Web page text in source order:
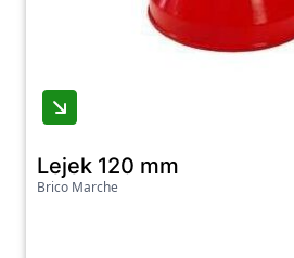
Lejek 120 mm
Brico Marche